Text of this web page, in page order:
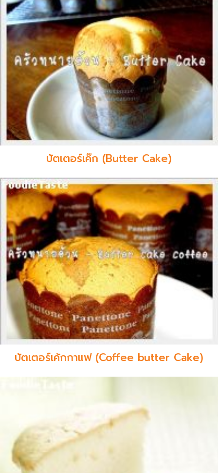
บัตเตอร์เค๊ก (Butter Cake)
บัตเตอร์เค้กกาแฟ (Coffee butter Cake)